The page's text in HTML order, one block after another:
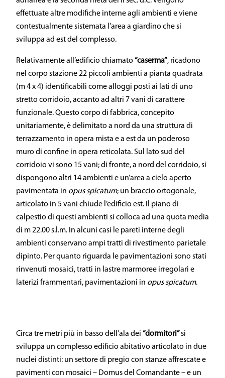
effettuate altre modifiche interne agli ambienti e viene
contestualmente sistemata l’area a giardino che si
sviluppa ad est del complesso.
Relativamente all’edificio chiamato“caserma”, ricadono
nel corpo stazione 22 piccoli ambienti a pianta quadrata
(m 4 x 4) identificabili come alloggi posti ai lati di uno
stretto corridoio, accanto ad altri 7 vani di carattere
funzionale. Questo corpo di fabbrica, concepito
unitariamente, è delimitato a nord da una struttura di
terrazzamento in opera mista e a est da un poderoso
muro di confine in opera reticolata. Sul lato sud del
corridoio vi sono 15 vani; di fronte, a nord del corridoio, si
dispongono altri 14 ambienti e un’area a cielo aperto
pavimentata in opus spicatum; un braccio ortogonale,
articolato in 5 vani chiude l’edificio est. Il piano di
calpestio di questi ambienti si colloca ad una quota media
di m 22.00 s.l.m. In alcuni casi le pareti interne degli
ambienti conservano ampi tratti di rivestimento parietale
dipinto. Per quanto riguarda le pavimentazioni sono stati
rinvenuti mosaici, tratti in lastre marmoree irregolari e
laterizi frammentari, pavimentazioni in opus spicatum.
Circa tre metri più in basso dell’ala dei “dormitori”si
sviluppa un complesso edificio abitativo articolato in due
nuclei distinti: un settore di pregio con stanze affrescate e
pavimenti con mosaici – Domus del Comandante – e un